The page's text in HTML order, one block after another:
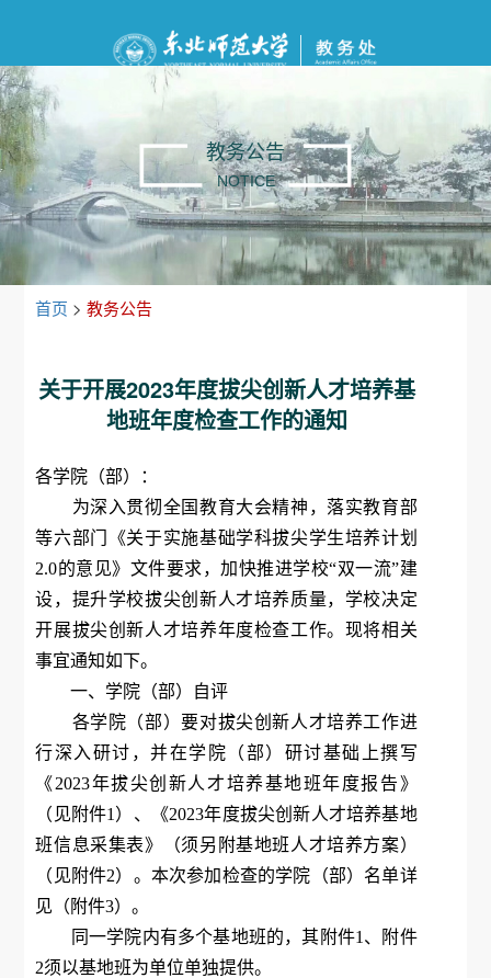
教务公告
NOTICE
首页 > 教务公告
关于开展2023年度拔尖创新人才培养基
地班年度检查工作的通知
各学院（部）：
为深入贯彻全国教育大会精神，落实教育部
等六部门《关于实施基础学科拔尖学生培养计划
2.0的意见》文件要求，加快推进学校“双一流”建
设，提升学校拔尖创新人才培养质量，学校决定
开展拔尖创新人才培养年度检查工作。现将相关
事宜通知如下。
一、学院（部）自评
各学院（部）要对拔尖创新人才培养工作进
行深入研讨，并在学院（部）研讨基础上撰写
《2023年拔尖创新人才培养基地班年度报告》
（见附件1）、《2023年度拔尖创新人才培养基地
班信息采集表》（须另附基地班人才培养方案）
（见附件2）。本次参加检查的学院（部）名单详
见（附件3）。
同一学院内有多个基地班的，其附件1、附件
2须以基地班为单位单独提供。